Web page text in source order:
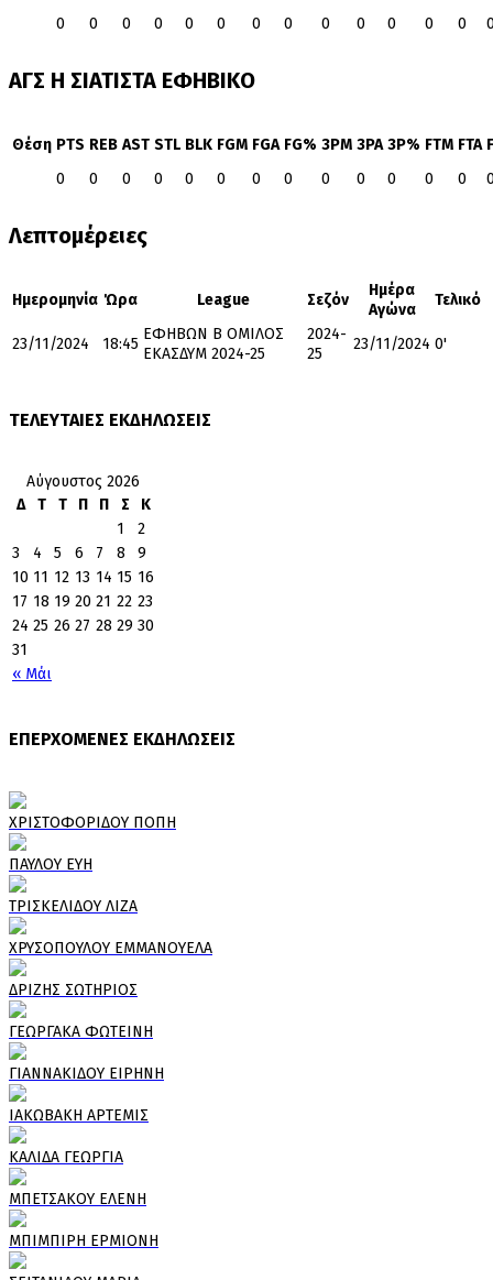
0
0 0 0 0 0 0 0 0 0 0 0 0
ΑΓΣ Η ΣΙΑΤΙΣΤΑ ΕΦΗΒΙΚΟ
Θέση PTS REB AST STL BLK FGM FGA FG% 3PM 3PA 3P% FTM FTA
0
0 0 0 0 0 0 0 0 0 0 0 0
Λεπτομέρειες
Ημερομηνία Ώρα League Σεζόν
Ημέρα
Αγώνα
Τελικό
23/11/2024 18:45
ΕΦΗΒΩΝ Β ΟΜΙΛΟΣ
ΕΚΑΣΔΥΜ 2024-25
2024-
25
23/11/2024 0'
ΤΕΛΕΥΤΑΙΕΣ ΕΚΔΗΛΩΣΕΙΣ
Αύγουστος 2026
Δ
Τ Τ Π Π Σ Κ
« Μάι
1
2
3
4 5 6 7 8
9
10 11 12 13 14 15 16
17 18 19 20 21 22 23
24 25 26 27 28 29 30
31
ΕΠΕΡΧΟΜΕΝΕΣ ΕΚΔΗΛΩΣΕΙΣ
ΧΡΙΣΤΟΦΟΡΙΔΟΥ ΠΟΠΗ
ΠΑΥΛΟΥ ΕΥΗ
ΤΡΙΣΚΕΛΙΔΟΥ ΛΙΖΑ
ΧΡΥΣΟΠΟΥΛΟΥ ΕΜΜΑΝΟΥΕΛΑ
ΔΡΙΖΗΣ ΣΩΤΗΡΙΟΣ
ΓΕΩΡΓΑΚΑ ΦΩΤΕΙΝΗ
ΓΙΑΝΝΑΚΙΔΟΥ ΕΙΡΗΝΗ
ΙΑΚΩΒΑΚΗ ΑΡΤΕΜΙΣ
ΚΑΛΙΔΑ ΓΕΩΡΓΙΑ
ΜΠΕΤΣΑΚΟΥ ΕΛΕΝΗ
ΜΠΙΜΠΙΡΗ ΕΡΜΙΟΝΗ